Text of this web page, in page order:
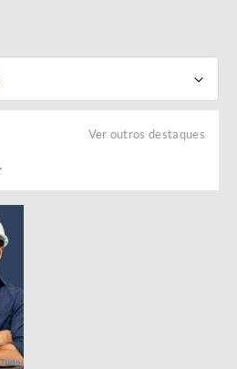
Ver outros destaques